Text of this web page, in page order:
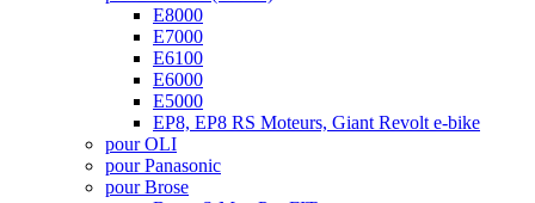
E8000
E7000
E6100
E6000
E5000
EP8, EP8 RS Moteurs, Giant Revolt e-bike
pour OLI
pour Panasonic
pour Brose